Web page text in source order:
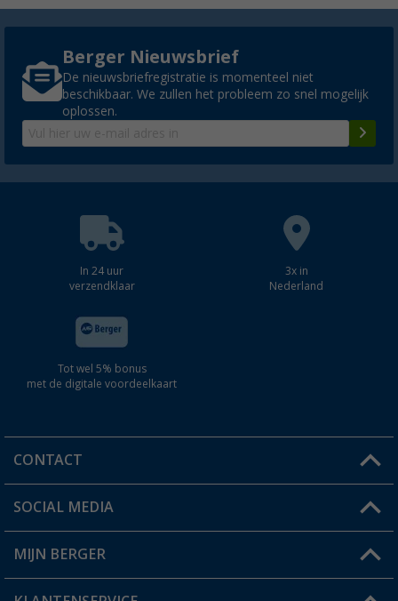
Berger Nieuwsbrief
De nieuwsbriefregistratie is momenteel niet
beschikbaar. We zullen het probleem zo snel mogelijk
oplossen.
In 24 uur
verzendklaar
3x in
Nederland
Tot wel 5% bonus
met de digitale voordeelkaart
CONTACT
Een vraag?
Winkel vinden
SOCIAL MEDIA
MIJN BERGER